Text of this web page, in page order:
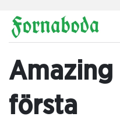
Amazing
första